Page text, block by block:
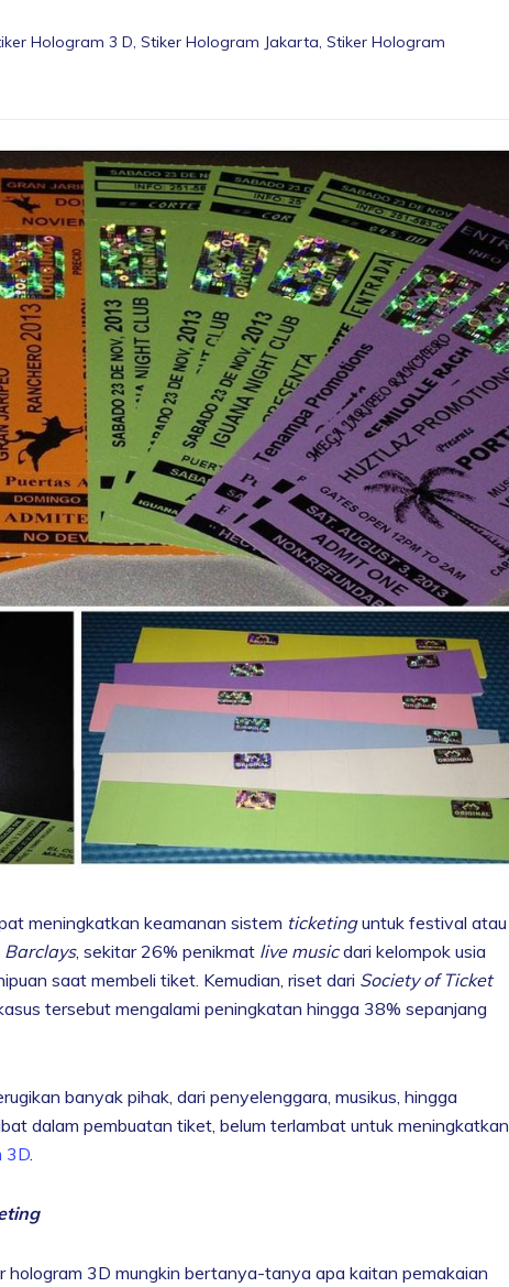
Hologram 3 D, Stiker Hologram Jakarta, Stiker Hologram
meningkatkan keamanan sistem ticketinguntuk festival atau
Barclays, sekitar 26% penikmat live musicdari kelompok usia
saat membeli tiket. Kemudian, riset dari Society of Ticket
tersebut mengalami peningkatan hingga 38% sepanjang
banyak pihak, dari penyelenggara, musikus, hingga
dalam pembuatan tiket, belum terlambat untuk meningkatkan
3D
hologram 3D mungkin bertanya-tanya apa kaitan pemakaian